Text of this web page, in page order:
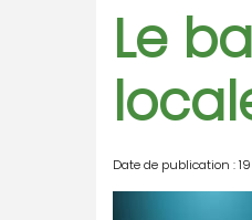
Le
Date de publication :